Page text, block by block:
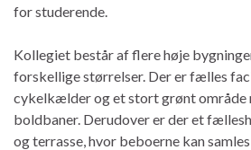
for studerende.
Kollegiet består af flere høje
forskellige størrelser. Der er fælles
cykelkælder og et stort grønt område
boldbaner. Derudover er der et
og terrasse, hvor beboerne kan